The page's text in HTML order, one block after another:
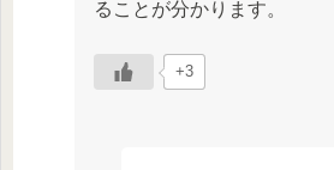
ることが分かります。
+3